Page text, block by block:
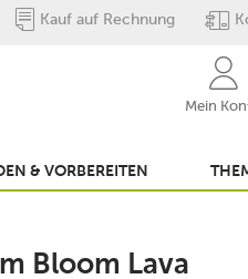
Kauf auf Rechnung
Mein
& VORBEREITEN
Bloom Lava